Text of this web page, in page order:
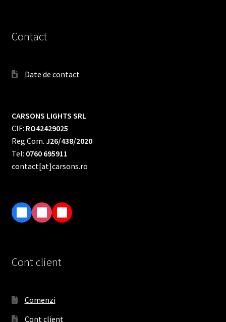
Contact
Date de contact
CARSONS LIGHTS SRL
CIF: RO42429025
Reg.Com. J26/438/2020
Tel: 0760 695911
contact[at]carsons.ro
F
b
k
I
t
a
a
m
T
Cont client
Comenzi
Cont client